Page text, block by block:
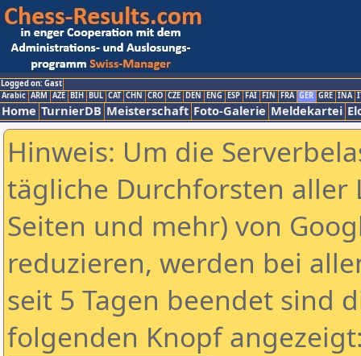
Logged on: Gast
Arabic ARM AZE BIH BUL CAT CHN CRO CZE DEN ENG ESP FAI FIN FRA GER GRE INA
Home TurnierDB Meisterschaft Foto-Galerie Meldekartei
Hinweis: Um die
tägliche Durchforsten aller
Seiten und mehr) von
reduzieren, werden bei
seit 5 Tagen beendet sind
folgenden Knopf